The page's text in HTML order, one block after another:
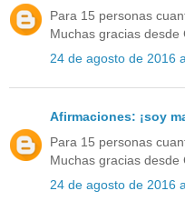
Para 15 personas
Muchas gracias desde
24 de agosto de 2016
Afirmaciones: ¡soy
Para 15 personas
Muchas gracias desde
24 de agosto de 2016